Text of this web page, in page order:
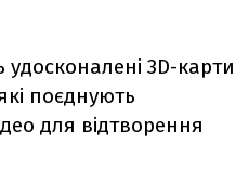
3D-карти
поєднують
для відтворення